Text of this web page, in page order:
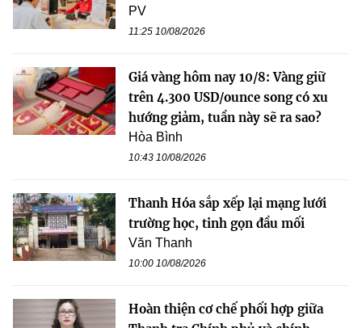
PV
11:25 10/08/2026
Giá vàng hôm nay 10/8: Vàng giữ
trên 4.300 USD/ounce song có xu
hướng giảm, tuần này sẽ ra sao?
Hòa Bình
10:43 10/08/2026
Thanh Hóa sắp xếp lại mạng lưới
trường học, tinh gọn đầu mối
Văn Thanh
10:00 10/08/2026
Hoàn thiện cơ chế phối hợp giữa